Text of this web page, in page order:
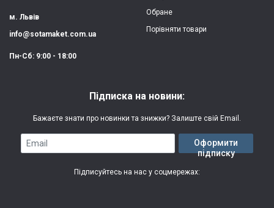
Якість:
яскрава, чітка
Особливості:
(вологостійкий, гнучкий)
Гарантія: 3 місяці
м. Львів
info@sotamaket.com.ua
Пн-Сб: 9:00 - 18:00
Обране
Порівняти товари
Підписка на новини:
Бажаєте знати про новинки та знижки? Залиште свій Email.
Email
Оформити
підписку
Підписуйтесь на нас у соцмережах: